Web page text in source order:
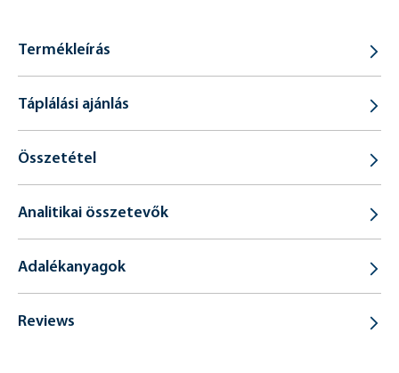
Termékleírás
Táplálási ajánlás
Összetétel
Analitikai összetevők
Adalékanyagok
Reviews